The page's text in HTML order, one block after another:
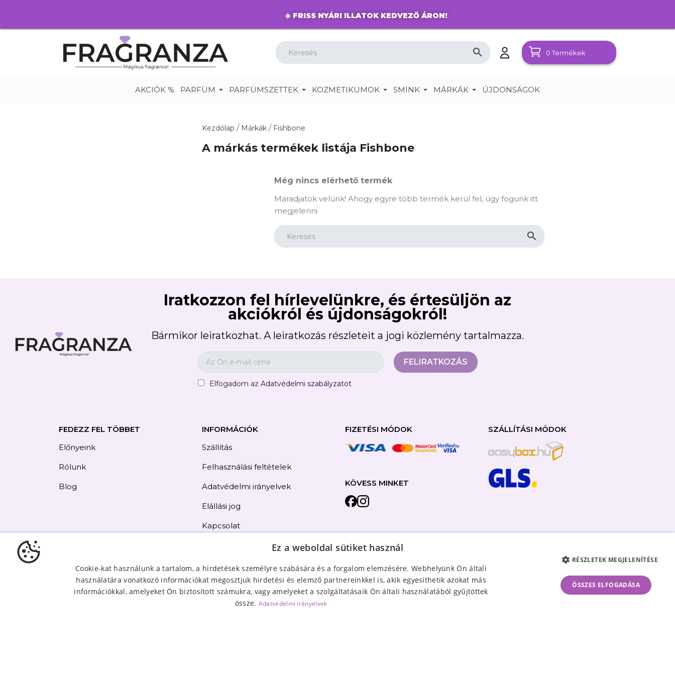
☀️ FRISS NYÁRI ILLATOK KEDVEZŐ ÁRON!
search 0 Termékek
AKCIÓK % PARFÜM PARFÜMSZETTEK KOZMETIKUMOK SMINK MÁRKÁK ÚJDONSÁGOK
Kezdőlap Márkák Fishbone
A márkás termékek listája Fishbone
Még nincs elérhető termék
Maradjatok velünk! Ahogy egyre több termék kerül fel, úgy fogunk itt
megjelenni.
search
Iratkozzon fel hírlevelünkre, és értesüljön az
akciókról és újdonságokról!
Bármikor leiratkozhat. A leiratkozás részleteit a jogi közlemény tartalmazza.
Elfogadom az Adatvédelmi szabályzatot
FEDEZZ FEL TÖBBET
Előnyeink
Rólunk
Blog
INFORMÁCIÓK
Szállítás
Felhasználási feltételek
Adatvédelmi irányelvek
Elállási jog
Kapcsolat
FIZETÉSI MÓDOK
KÖVESS MINKET
SZÁLLÍTÁSI MÓDOK
Wishlist name
Ez a weboldal sütiket használ
Cookie-kat használunk a tartalom, a hirdetések személyre szabására és a forgalom elemzésére. Webhelyünk Ön általi
használatára vonatkozó információkat megosztjuk hirdetési és elemző partnereinkkel is, akik egyesíthetik azokat más
információkkal, amelyeket Ön biztosított számukra, vagy amelyeket a szolgáltatásaik Ön általi használatából gyűjtöttek
össze. Adatvédelmi irányelvek
ÖSSZES ELFOGADÁSA
RÉSZLETEK MEGJELENÍTÉSE